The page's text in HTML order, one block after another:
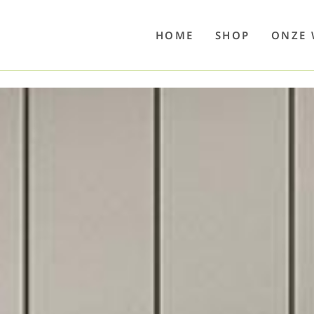
HOME SHOP ONZE